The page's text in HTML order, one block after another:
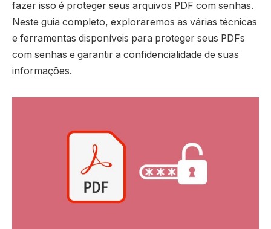
fazer isso é proteger seus arquivos PDF com senhas.
Neste guia completo, exploraremos as várias técnicas
e ferramentas disponíveis para proteger seus PDFs
com senhas e garantir a confidencialidade de suas
informações.